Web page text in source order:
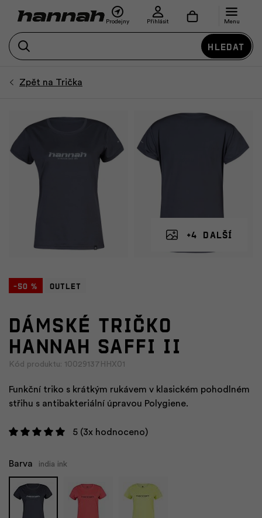
Hledat
Prodejny Přihlásit Menu
+4 další
-50 % Outlet
Dámské tričko
HANNAH SAFFI II
Kód produktu: 10029137HHX01
Funkční triko s krátkým rukávem v klasickém pohodlném
střihu s antibakteriální úpravou Polygiene.
5 (3x hodnoceno)
Barva india ink